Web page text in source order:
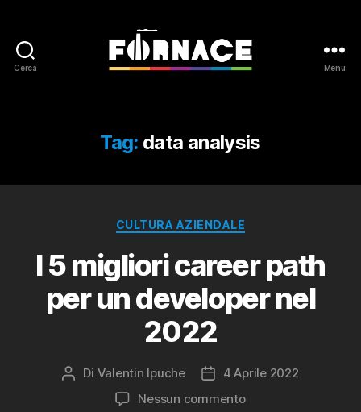
Cerca Menu
Tag: data analysis
Categorie
CULTURA AZIENDALE
I 5 migliori career path
per un developer nel
2022
Autore
Di Valentin Ipuche
Data4 Aprile 2022
Nessun commentosu